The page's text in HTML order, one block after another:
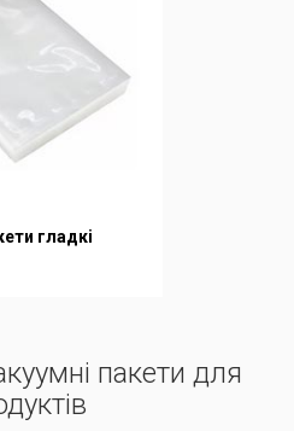
гладкі
пакети для